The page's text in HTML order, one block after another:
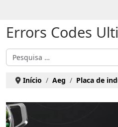
Errors Codes
Pesquisar
Início Aeg Placa de